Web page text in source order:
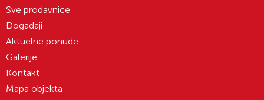
Sve prodavnice
Događaji
Aktuelne ponude
Galerije
Kontakt
Mapa objekta